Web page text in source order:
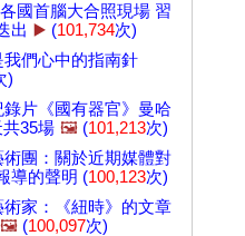
國首腦大合照現場 習
出 ▶️ (101,734次)
我們心中的指南針
)
錄片《國有器官》曼哈
35場 🖼️ (101,213次)
術團：關於近期媒體對
導的聲明 (100,123次)
術家：《紐時》的文章
🖼️ (100,097次)